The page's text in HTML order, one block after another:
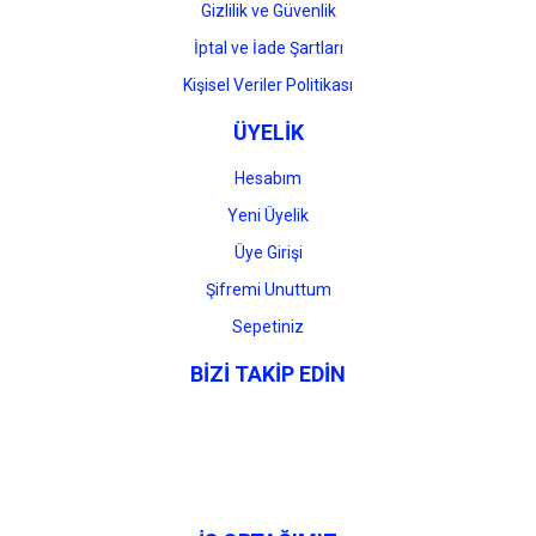
Gizlilik ve Güvenlik
İptal ve İade Şartları
Kişisel Veriler Politikası
ÜYELİK
Hesabım
Yeni Üyelik
Üye Girişi
Şifremi Unuttum
Sepetiniz
BİZİ TAKİP EDİN